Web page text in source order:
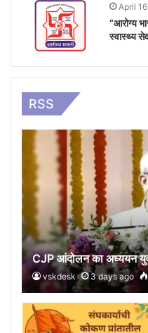
April
“आरोग्य
स्वास्थ्य
RSS
CJP आंदोलन का अध्ययन
vskdesk 3 days ago